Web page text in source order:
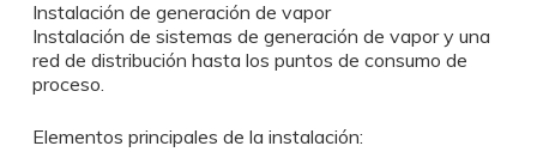
Instalación de generación de vapor
Instalación de sistemas de generación de vapor y una
red de distribución hasta los puntos de consumo de
proceso.
Elementos principales de la instalación: